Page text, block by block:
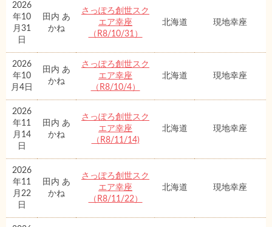
2026
年10
月31
日
田内 あ
かね
さっぽろ創世スク
エア幸座
（R8/10/31）
北海道 現地幸座
2026
年10
月4日
田内 あ
かね
さっぽろ創世スク
エア幸座
（R8/10/4）
北海道 現地幸座
2026
年11
月14
日
田内 あ
かね
さっぽろ創世スク
エア幸座
（R8/11/14)
北海道 現地幸座
2026
年11
月22
日
田内 あ
かね
さっぽろ創世スク
エア幸座
（R8/11/22）
北海道 現地幸座